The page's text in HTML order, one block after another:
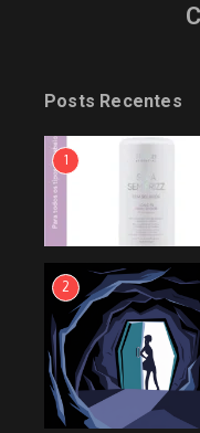
Posts Recentes
1
2